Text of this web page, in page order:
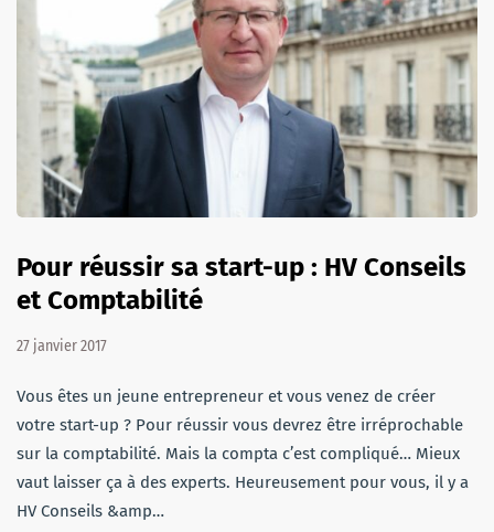
Pour réussir sa start-up : HV Conseils
et Comptabilité
27 janvier 2017
Vous êtes un jeune entrepreneur et vous venez de créer
votre start-up ? Pour réussir vous devrez être irréprochable
sur la comptabilité. Mais la compta c’est compliqué… Mieux
vaut laisser ça à des experts. Heureusement pour vous, il y a
HV Conseils &amp…